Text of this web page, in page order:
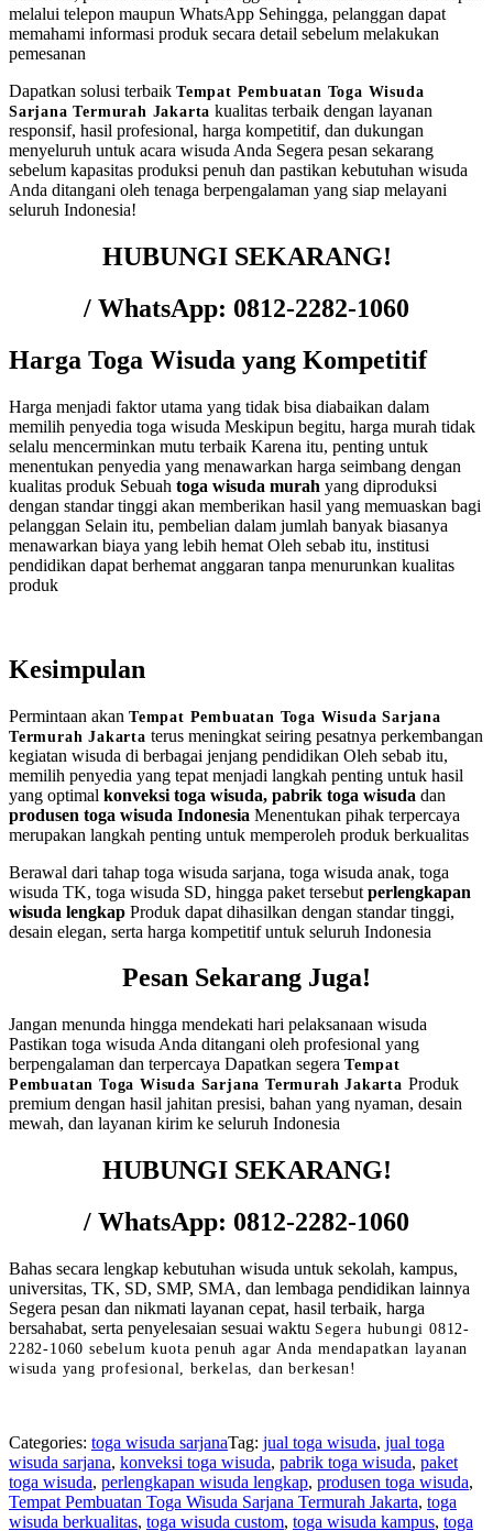
melalui telepon maupun WhatsApp Sehingga, pelanggan dapat
memahami informasi produk secara detail sebelum melakukan
pemesanan
Dapatkan solusi terbaik Tempat Pembuatan Toga Wisuda
Sarjana Termurah Jakarta kualitas terbaik dengan layanan
responsif, hasil profesional, harga kompetitif, dan dukungan
menyeluruh untuk acara wisuda Anda Segera pesan sekarang
sebelum kapasitas produksi penuh dan pastikan kebutuhan wisuda
Anda ditangani oleh tenaga berpengalaman yang siap melayani
seluruh Indonesia!
HUBUNGI SEKARANG!
/ WhatsApp: 0812-2282-1060
Harga Toga Wisuda yang Kompetitif
Harga menjadi faktor utama yang tidak bisa diabaikan dalam
memilih penyedia toga wisuda Meskipun begitu, harga murah tidak
selalu mencerminkan mutu terbaik Karena itu, penting untuk
menentukan penyedia yang menawarkan harga seimbang dengan
kualitas produk Sebuah toga wisuda murah yang diproduksi
dengan standar tinggi akan memberikan hasil yang memuaskan bagi
pelanggan Selain itu, pembelian dalam jumlah banyak biasanya
menawarkan biaya yang lebih hemat Oleh sebab itu, institusi
pendidikan dapat berhemat anggaran tanpa menurunkan kualitas
produk
Kesimpulan
Permintaan akan Tempat Pembuatan Toga Wisuda Sarjana
Termurah Jakarta terus meningkat seiring pesatnya perkembangan
kegiatan wisuda di berbagai jenjang pendidikan Oleh sebab itu,
memilih penyedia yang tepat menjadi langkah penting untuk hasil
yang optimal konveksi toga wisuda, pabrik toga wisuda dan
produsen toga wisuda Indonesia Menentukan pihak terpercaya
merupakan langkah penting untuk memperoleh produk berkualitas
Berawal dari tahap toga wisuda sarjana, toga wisuda anak, toga
wisuda TK, toga wisuda SD, hingga paket tersebut perlengkapan
wisuda lengkap Produk dapat dihasilkan dengan standar tinggi,
desain elegan, serta harga kompetitif untuk seluruh Indonesia
Pesan Sekarang Juga!
Jangan menunda hingga mendekati hari pelaksanaan wisuda
Pastikan toga wisuda Anda ditangani oleh profesional yang
berpengalaman dan terpercaya Dapatkan segera Tempat
Pembuatan Toga Wisuda Sarjana Termurah Jakarta Produk
premium dengan hasil jahitan presisi, bahan yang nyaman, desain
mewah, dan layanan kirim ke seluruh Indonesia
HUBUNGI SEKARANG!
/ WhatsApp: 0812-2282-1060
Bahas secara lengkap kebutuhan wisuda untuk sekolah, kampus,
universitas, TK, SD, SMP, SMA, dan lembaga pendidikan lainnya
Segera pesan dan nikmati layanan cepat, hasil terbaik, harga
bersahabat, serta penyelesaian sesuai waktu Segera hubungi 0812-
2282-1060 sebelum kuota penuh agar Anda mendapatkan layanan
wisuda yang profesional, berkelas, dan berkesan!
Categories: toga wisuda sarjanaTag: jual toga wisuda, jual toga
wisuda sarjana, konveksi toga wisuda, pabrik toga wisuda, paket
toga wisuda, perlengkapan wisuda lengkap, produsen toga wisuda,
Tempat Pembuatan Toga Wisuda Sarjana Termurah Jakarta, toga
wisuda berkualitas, toga wisuda custom, toga wisuda kampus, toga